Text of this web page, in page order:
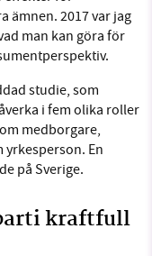
ämnen. 2017 var jag
man kan göra för
studie, som
i fem olika roller
medborgare,
En
på Sverige.
kraftfull